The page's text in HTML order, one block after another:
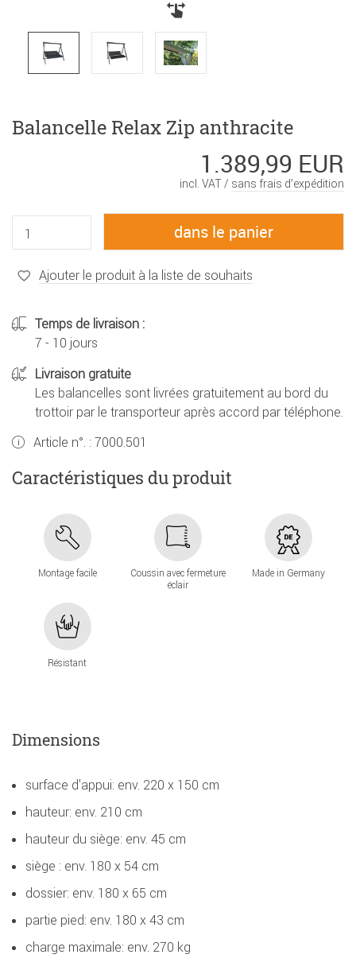
Balancelle Relax Zip anthracite
1.389,99 EUR
incl. VAT / sans frais d’expédition
Ajouter le produit à la liste de souhaits
Temps de livraison :
7 - 10 jours
Livraison gratuite
Les balancelles sont livrées gratuitement au bord du
trottoir par le transporteur après accord par téléphone.
Article n°. : 7000.501
Caractéristiques du produit
Montage facile
Coussin avec fermeture
éclair
Made in Germany
Résistant
Dimensions
surface d'appui: env. 220 x 150 cm
hauteur: env. 210 cm
hauteur du siège: env. 45 cm
siège : env. 180 x 54 cm
dossier: env. 180 x 65 cm
partie pied: env. 180 x 43 cm
charge maximale: env. 270 kg